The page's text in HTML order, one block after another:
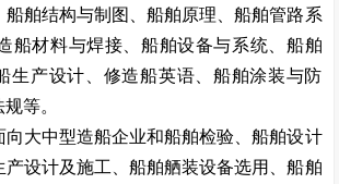
船舶结构与制图、船舶原理、船舶管路系
造船材料与焊接、船舶设备与系统、船舶
生产设计、修造船英语、船舶涂装与防
等。
向大中型造船企业和船舶检验、船舶设计
产设计及施工、船舶舾装设备选用、船舶